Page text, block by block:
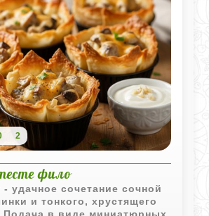
2
фило
- удачное сочетание сочной
и тонкого, хрустящего